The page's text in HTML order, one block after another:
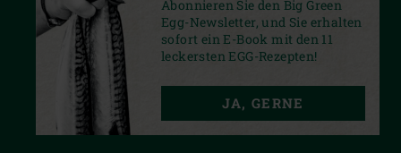
PRIVACY STATEMENT
Abonnieren Sie den Big Green
Egg-Newsletter, und Sie erhalten
sofort ein E-Book mit den 11
leckersten EGG-Rezepten!
JA, GERNE